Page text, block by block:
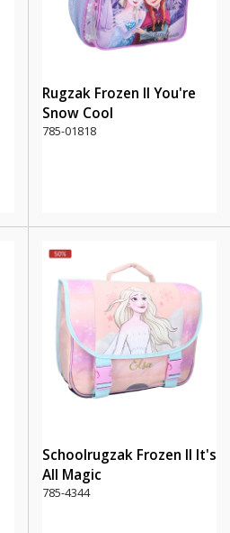
Rugzak Frozen II You're
Snow Cool
785-01818
Schoolrugzak Frozen II It's
All Magic
785-4344